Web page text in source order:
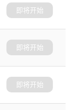
即将开始
即将开始
即将开始